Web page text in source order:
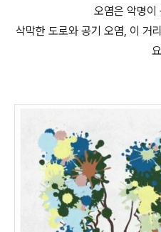
오염은 악명이
삭막한 도로와 공기 오염, 이 거